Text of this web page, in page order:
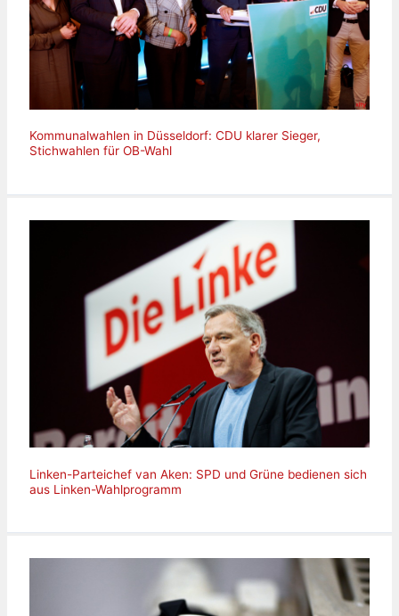
Kommunalwahlen in Düsseldorf: CDU klarer Sieger,
Stichwahlen für OB-Wahl
Linken-Parteichef van Aken: SPD und Grüne bedienen sich
aus Linken-Wahlprogramm